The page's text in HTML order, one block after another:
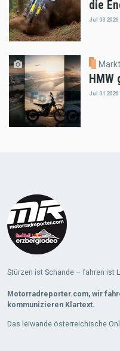
die
Jul 03 2026
Markt
Jul 01 2026
Stürzen ist Schande – fahren ist
Motorradreporter.com, wir
kommunizieren Klartext.
Das leiwande österreichische